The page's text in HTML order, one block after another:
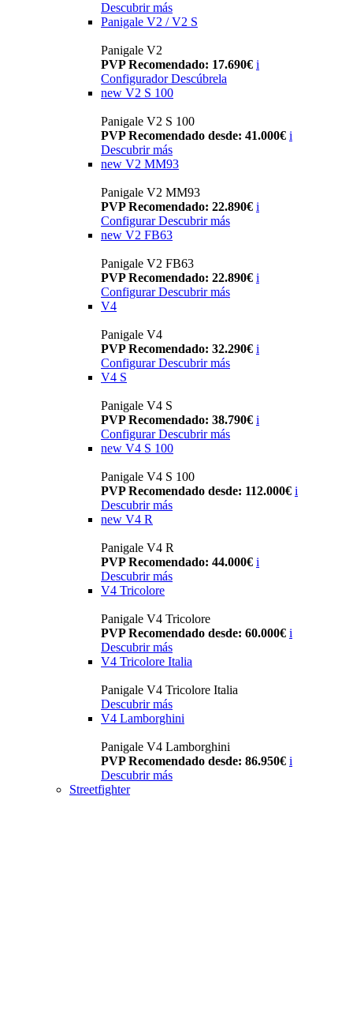
Descubrir más
Panigale V2 / V2 S
Panigale V2
PVP Recomendado: 17.690€ i
Configurador Descúbrela
new V2 S 100
Panigale V2 S 100
PVP Recomendado desde: 41.000€ i
Descubrir más
new V2 MM93
Panigale V2 MM93
PVP Recomendado: 22.890€ i
Configurar Descubrir más
new V2 FB63
Panigale V2 FB63
PVP Recomendado: 22.890€ i
Configurar Descubrir más
V4
Panigale V4
PVP Recomendado: 32.290€ i
Configurar Descubrir más
V4 S
Panigale V4 S
PVP Recomendado: 38.790€ i
Configurar Descubrir más
new V4 S 100
Panigale V4 S 100
PVP Recomendado desde: 112.000€ i
Descubrir más
new V4 R
Panigale V4 R
PVP Recomendado: 44.000€ i
Descubrir más
V4 Tricolore
Panigale V4 Tricolore
PVP Recomendado desde: 60.000€ i
Descubrir más
V4 Tricolore Italia
Panigale V4 Tricolore Italia
Descubrir más
V4 Lamborghini
Panigale V4 Lamborghini
PVP Recomendado desde: 86.950€ i
Descubrir más
Streetfighter